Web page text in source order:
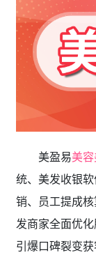
美盈易美
统、美发收银
销、员工提成
发商家全面优
引爆口碑裂变获